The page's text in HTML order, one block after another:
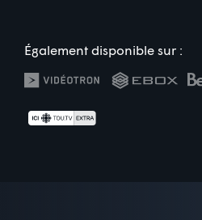
Également disponible sur :